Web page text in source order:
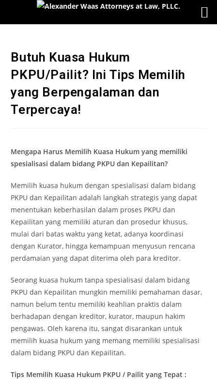
Butuh Kuasa Hukum
PKPU/Pailit? Ini Tips Memilih
yang Berpengalaman dan
Terpercaya!
Mengapa Harus Memilih Kuasa Hukum yang memiliki
spesialisasi dalam bidang PKPU dan Kepailitan?
Memilih kuasa hukum dengan spesialisasi dalam bidang
PKPU dan Kepailitan adalah langkah strategis yang dapat
menentukan keberhasilan dalam proses PKPU dan
Kepailitan yang memiliki aturan dan prosedur khusus,
mulai dari batas waktu yang ketat, adanya koordinasi
dengan Kurator, hingga kemampuan menyusun rencana
perdamaian yang dapat diterima oleh para kreditor.
Seorang kuasa hukum tanpa spesialisasi dalam bidang
PKPU dan Kepailitan mungkin memiliki pemahaman dasar,
namun belum tentu memiliki keahlian praktis dalam
berhadapan dengan kreditor, kurator, maupun hakim
pengawas. Oleh karena itu, sangat disarankan untuk
memilih kuasa hukum yang memang memiliki spesialisasi
dalam bidang PKPU dan Kepailitan.
Tips Memilih Kuasa Hukum PKPU / Pailit yang Tepat :